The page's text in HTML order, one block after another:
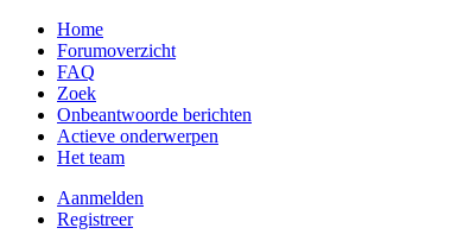
Home
Forumoverzicht
FAQ
Zoek
Onbeantwoorde berichten
Actieve onderwerpen
Het team
Aanmelden
Registreer